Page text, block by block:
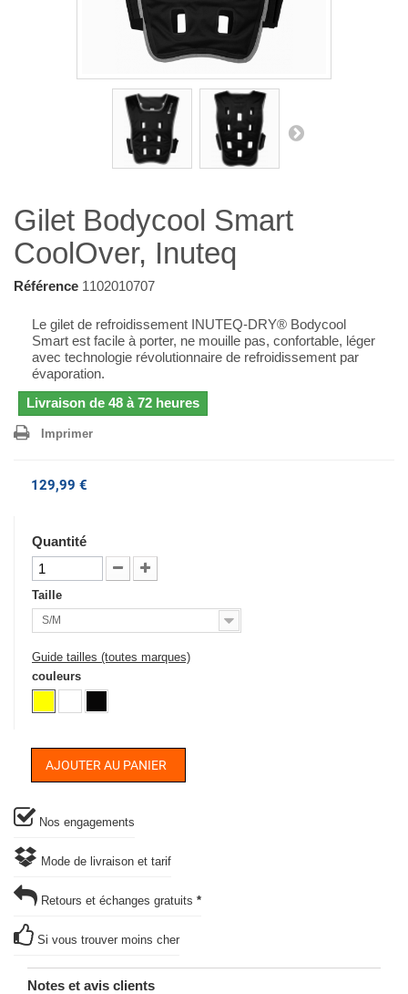
Gilet Bodycool Smart
CoolOver, Inuteq
Référence 1102010707
Le gilet de refroidissement INUTEQ-DRY® Bodycool
Smart est facile à porter, ne mouille pas, confortable, léger
avec technologie révolutionnaire de refroidissement par
évaporation.
Livraison de 48 à 72 heures
Imprimer
129,99 €
Quantité
Taille
S/M
Guide tailles (toutes marques)
couleurs
AJOUTER AU PANIER
Nos engagements
Mode de livraison et tarif
Retours et échanges gratuits *
Si vous trouver moins cher
Notes et avis clients